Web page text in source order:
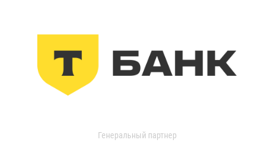
Генеральный партнер